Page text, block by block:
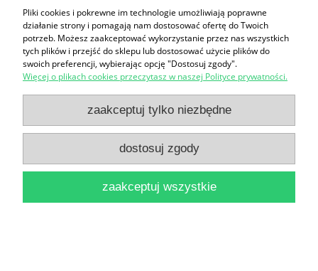
Szalony pątnik : Na wzgórzu róż : Opowiadania
fantastyczne / Stefan Grabiński
do koszyka
Pliki cookies i pokrewne im technologie umożliwiają poprawne
działanie strony i pomagają nam dostosować ofertę do Twoich
potrzeb. Możesz zaakceptować wykorzystanie przez nas wszystkich
tych plików i przejść do sklepu lub dostosować użycie plików do
swoich preferencji, wybierając opcję "Dostosuj zgody".
Więcej o plikach cookies przeczytasz w naszej Polityce prywatności.
zaakceptuj tylko niezbędne
dostosuj zgody
zaakceptuj wszystkie